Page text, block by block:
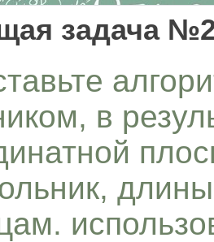
задача
в